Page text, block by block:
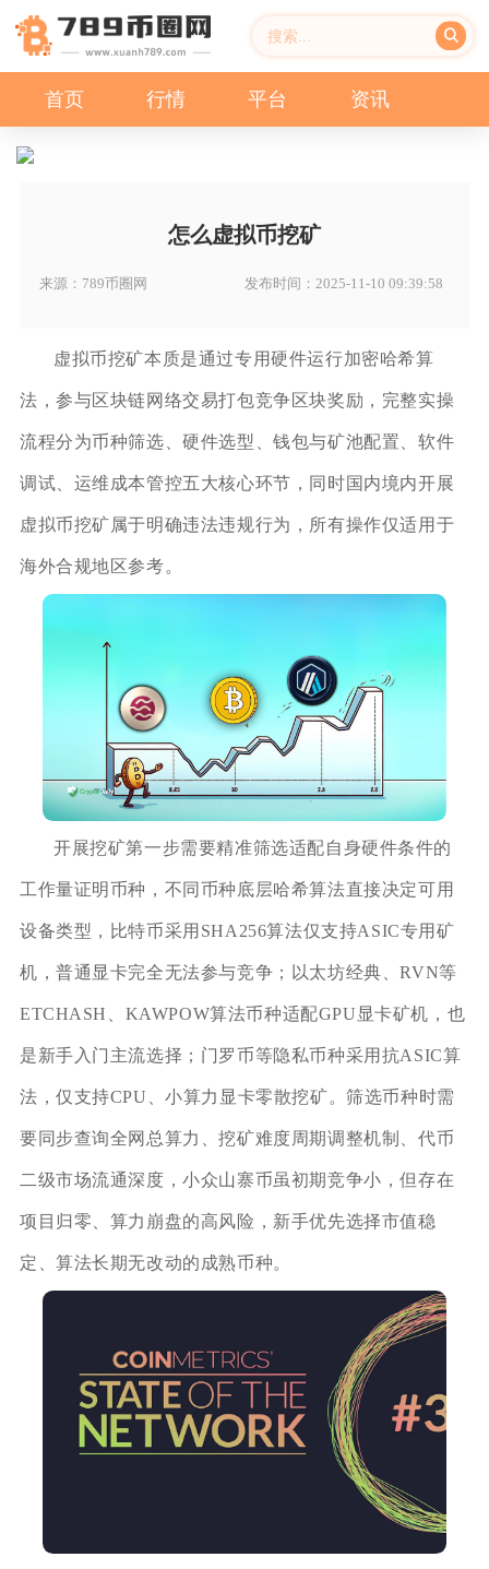
首页 行情 平台 资讯
怎么虚拟币挖矿
来源：789币圈网 发布时间：2025-11-10 09:39:58
虚拟币挖矿本质是通过专用硬件运行加密哈希算
法，参与区块链网络交易打包竞争区块奖励，完整实操
流程分为币种筛选、硬件选型、钱包与矿池配置、软件
调试、运维成本管控五大核心环节，同时国内境内开展
虚拟币挖矿属于明确违法违规行为，所有操作仅适用于
海外合规地区参考。
开展挖矿第一步需要精准筛选适配自身硬件条件的
工作量证明币种，不同币种底层哈希算法直接决定可用
设备类型，比特币采用SHA256算法仅支持ASIC专用矿
机，普通显卡完全无法参与竞争；以太坊经典、RVN等
ETCHASH、KAWPOW算法币种适配GPU显卡矿机，也
是新手入门主流选择；门罗币等隐私币种采用抗ASIC算
法，仅支持CPU、小算力显卡零散挖矿。筛选币种时需
要同步查询全网总算力、挖矿难度周期调整机制、代币
二级市场流通深度，小众山寨币虽初期竞争小，但存在
项目归零、算力崩盘的高风险，新手优先选择市值稳
定、算法长期无改动的成熟币种。